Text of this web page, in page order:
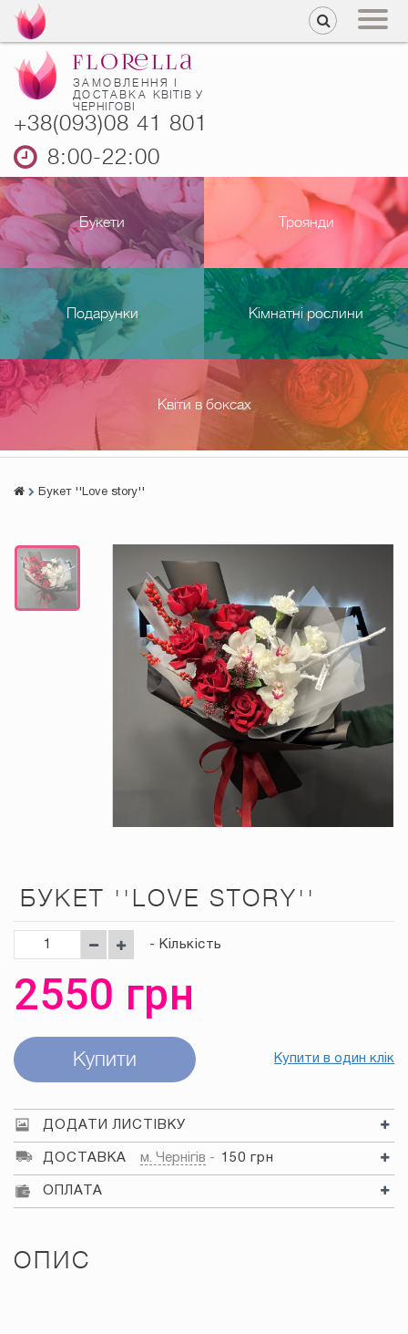
ЗАМОВЛЕННЯ І
ДОСТАВКА КВІТІВ У
ЧЕРНІГОВІ
+38(093)08 41 801
8:00-22:00
Букети Троянди
Подарунки Кімнатні рослини
Квіти в боксах
Букет ''Love story''
БУКЕТ ''LOVE STORY''
- Кількість
2550 грн
Купити Купити в один клік
ДОДАТИ ЛИСТІВКУ
ДОСТАВКА м. Чернігів 150 грн
ОПЛАТА
ОПИС